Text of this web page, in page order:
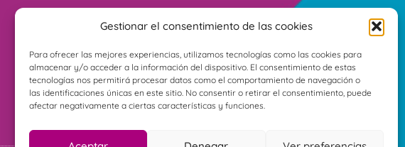
Gestionar el consentimiento de las cookies
Para ofrecer las mejores experiencias, utilizamos tecnologías como las cookies para
almacenar y/o acceder a la información del dispositivo. El consentimiento de estas
tecnologías nos permitirá procesar datos como el comportamiento de navegación o
las identificaciones únicas en este sitio. No consentir o retirar el consentimiento, puede
afectar negativamente a ciertas características y funciones.